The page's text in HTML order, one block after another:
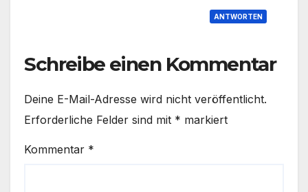
ANTWORTEN
Schreibe einen Kommentar
Deine E-Mail-Adresse wird nicht veröffentlicht.
Erforderliche Felder sind mit * markiert
Kommentar *